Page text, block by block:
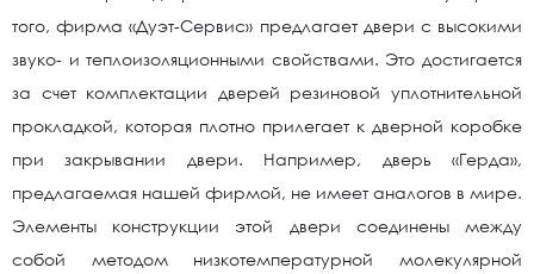
того, фирма «Дуэт-Сервис» предлагает двери с высокими
звуко- и теплоизоляционными свойствами. Это достигается
за счет комплектации дверей резиновой уплотнительной
прокладкой, которая плотно прилегает к дверной коробке
при закрывании двери. Например, дверь «Герда»,
предлагаемая нашей фирмой, не имеет аналогов в мире.
Элементы конструкции этой двери соединены между
собой методом низкотемпературной молекулярной